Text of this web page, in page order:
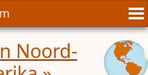
Noord-